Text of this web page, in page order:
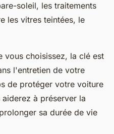
soleil, les traitements
les vitres teintées, le
vous choisissez, la clé est
l'entretien de votre
de protéger votre voiture
à préserver la
sa durée de vie